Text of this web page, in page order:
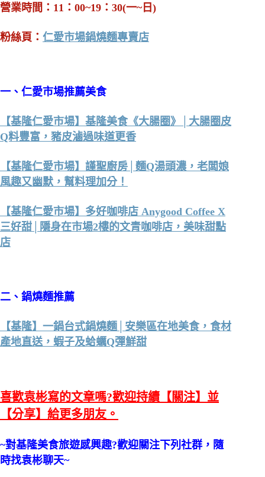
營業時間：11：00~19：30(一~日)
粉絲頁： 仁愛市場鍋燒麵專賣店
一、仁愛市場推薦美食
【基隆仁愛市場】基隆美食《大腸圈》│大腸圈皮
Q料豐富，豬皮滷過味道更香
【基隆仁愛市場】謹聖廚房│麵Q湯頭濃，老闆娘
風趣又幽默，幫料理加分！
【基隆仁愛市場】多好咖啡店 Anygood Coffee X
三好甜│隱身在市場2樓的文青咖啡店，美味甜點
店
二、鍋燒麵推薦
【基隆】一鍋台式鍋燒麵│安樂區在地美食，食材
產地直送，蝦子及蛤蠣Q彈鮮甜
喜歡袁彬寫的文章嗎?歡迎持續【關注】並
【分享】給更多朋友。
~對基隆美食旅遊感興趣?歡迎關注下列社群，隨
時找袁彬聊天~